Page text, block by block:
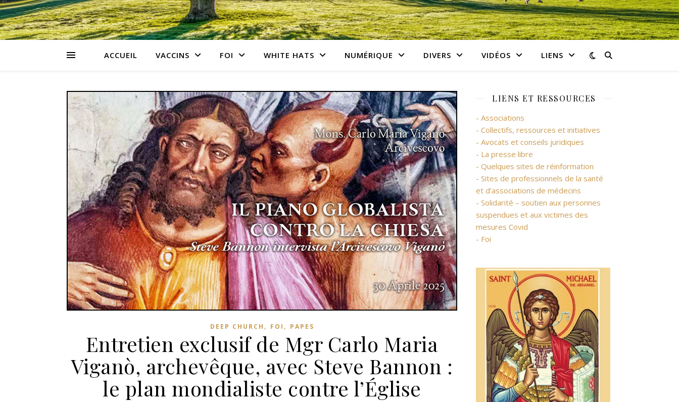
ACCUEIL VACCINS FOI WHITE HATS NUMÉRIQUE DIVERS VIDÉOS LIENS
DEEP CHURCH , FOI , PAPES
Entretien exclusif de Mgr Carlo Maria
Viganò, archevêque, avec Steve Bannon :
le plan mondialiste contre l’Église
LIENS ET RESSOURCES
- Associations
- Collectifs, ressources et initiatives
- Avocats et conseils juridiques
- La presse libre
- Quelques sites de réinformation
- Sites de professionnels de la santé
et d’associations de médecins
- Solidarité – soutien aux personnes
suspendues et aux victimes des
mesures Covid
- Foi